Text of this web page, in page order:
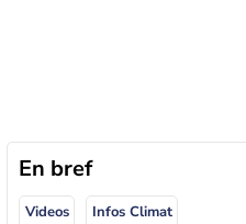
En bref
Videos Infos Climat